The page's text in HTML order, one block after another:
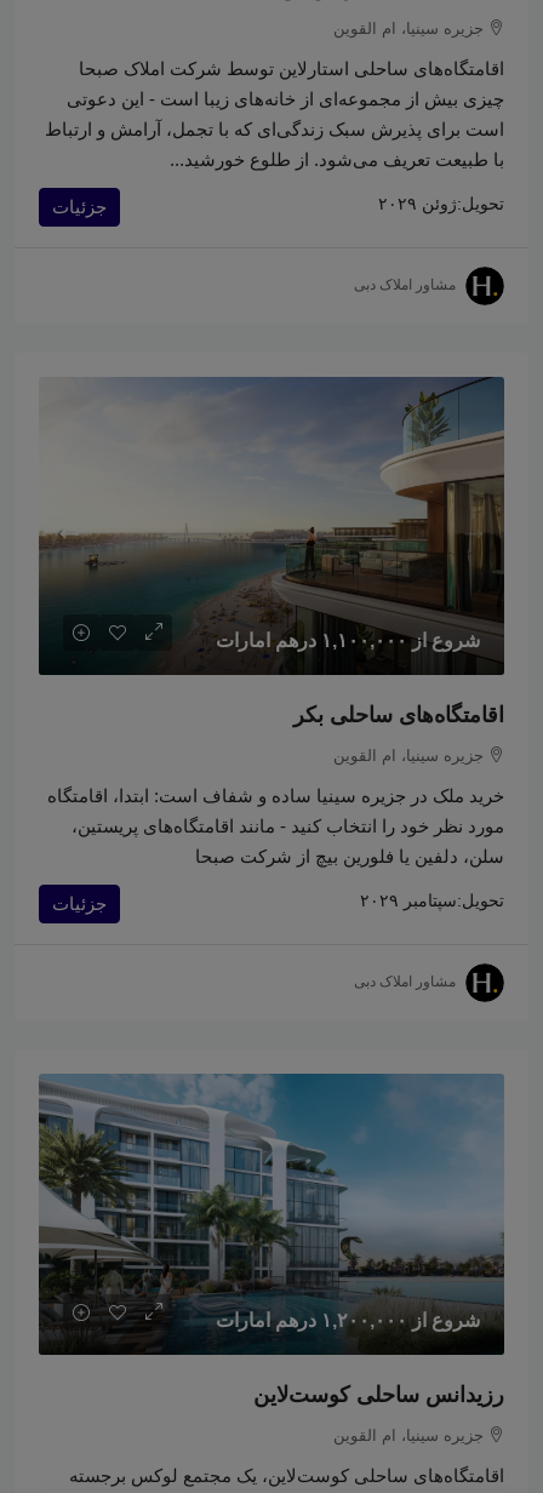
جزیره سینیا، ام القوین
اقامتگاه‌های ساحلی استارلاین توسط شرکت املاک صبحا
چیزی بیش از مجموعه‌ای از خانه‌های زیبا است - این دعوتی
است برای پذیرش سبک زندگی‌ای که با تجمل، آرامش و ارتباط
با طبیعت تعریف می‌شود. از طلوع خورشید...
تحویل:ژوئن ۲۰۲۹ جزئیات
مشاور املاک دبی
شروع از۱,۱۰۰,۰۰۰ درهم امارات
اقامتگاه‌های ساحلی بکر
جزیره سینیا، ام القوین
خرید ملک در جزیره سینیا ساده و شفاف است: ابتدا، اقامتگاه
مورد نظر خود را انتخاب کنید - مانند اقامتگاه‌های پریستین،
سلن، دلفین یا فلورین بیچ از شرکت صبحا
تحویل:سپتامبر ۲۰۲۹ جزئیات
مشاور املاک دبی
شروع از۱,۲۰۰,۰۰۰ درهم امارات
رزیدانس ساحلی کوست‌لاین
جزیره سینیا، ام القوین
اقامتگاه‌های ساحلی کوست‌لاین، یک مجتمع لوکس برجسته